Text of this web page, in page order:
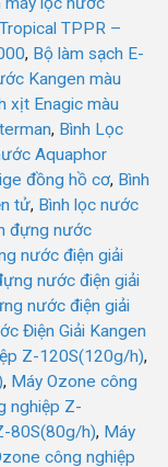
TPPR –
, Bộ làm sạch E-
Kangen màu
xịt Enagic màu
, Bình Lọc
Aquaphor
đồng hồ cơ, Bình
tử, Bình lọc nước
đựng nước
nước điện giải
nước điện giải
nước điện giải
Điện Giải Kangen
Z-120S(120g/h),
, Máy Ozone công
nghiệp Z-
80S(80g/h), Máy
công nghiệp